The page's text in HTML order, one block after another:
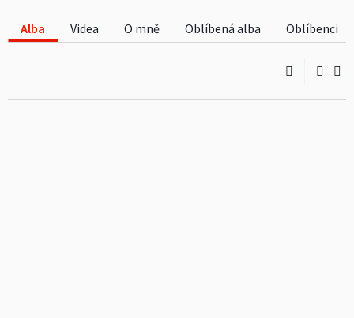
Alba Videa O mně Oblíbená alba Oblíbenci